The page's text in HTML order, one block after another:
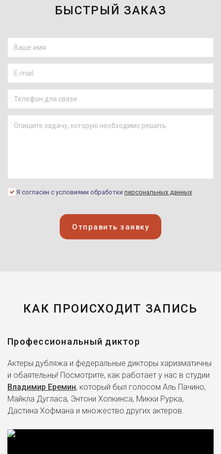
БЫСТРЫЙ ЗАКАЗ
Я согласен с условиями обработки персональных данных
Отправить заявку
КАК ПРОИСХОДИТ ЗАПИСЬ
Профессиональный диктор
Актеры дубляжа и федеральные дикторы харизматичны
и обаятельны! Посмотрите, как работает у нас в студии
Владимир Еремин, который был голосом Аль Пачино,
Майкла Дугласа, Энтони Хопкинса, Микки Рурка,
Дастина Хофмана и множество других актеров.